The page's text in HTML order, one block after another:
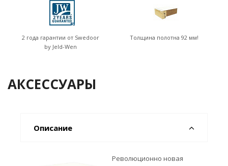
2 года гарантии от Swedoor
by Jeld-Wen
Толщина полотна 92 мм!
АКСЕССУАРЫ
Описание
Революционно новая